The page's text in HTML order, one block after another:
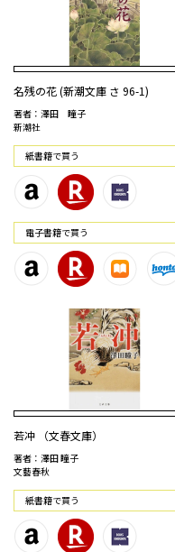
名残の花 (新潮文庫 さ 96-1)
著者：澤田 瞳子
新潮社
紙書籍で買う
電⼦書籍で買う
若冲 （文春文庫）
著者：澤田 瞳子
文藝春秋
紙書籍で買う